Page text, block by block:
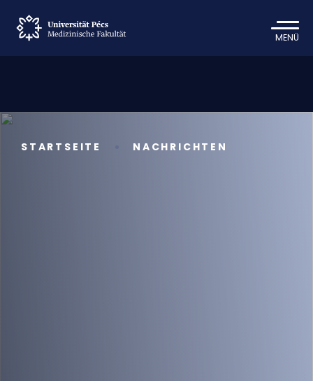
MENÜ
STARTSEITE NACHRICHTEN